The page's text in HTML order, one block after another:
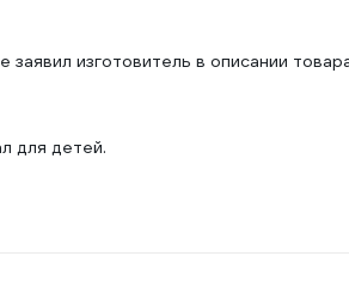
изготовитель в описании
для детей.